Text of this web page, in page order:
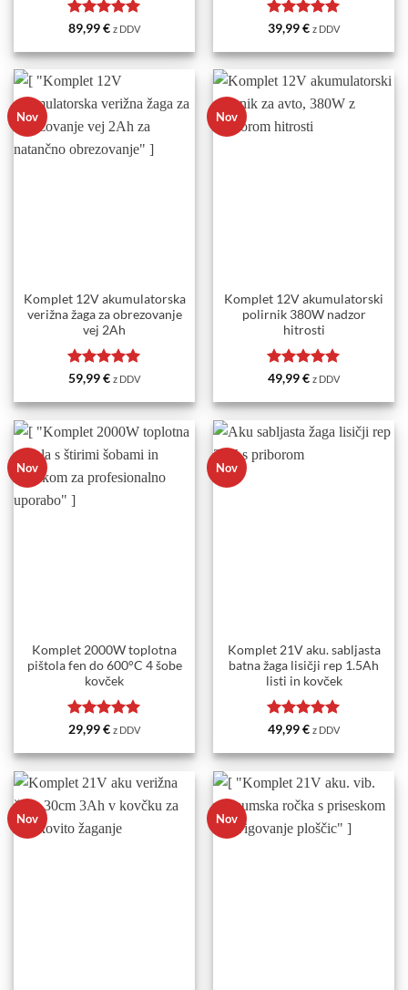
Ocenjeno5
89,99€ z DDV Ocenjeno5
39,99€ z DDV
Nov
Komplet 12V akumulatorska
verižna žaga za obrezovanje
vej 2Ah
Ocenjeno5
59,99€ z DDV
Nov
Komplet 12V akumulatorski
polirnik 380W nadzor
hitrosti
Ocenjeno5
49,99€ z DDV
Nov
Komplet 2000W toplotna
pištola fen do 600°C 4 šobe
kovček
Ocenjeno5
29,99€ z DDV
Nov
Komplet 21V aku. sabljasta
batna žaga lisičji rep 1.5Ah
listi in kovček
Ocenjeno5
49,99€ z DDV
Nov Nov